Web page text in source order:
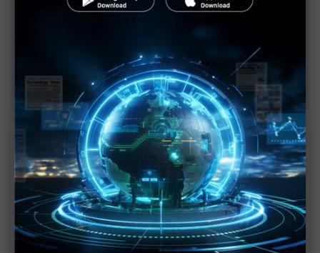
商情焦點
傳統中醫藥在預防醫學與數位健康的新定位
從經驗驅動到數據驅動 智穎智能以AI翻轉射出成
型製程